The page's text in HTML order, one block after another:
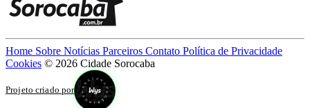
Home Sobre Notícias Parceiros Contato Política de Privacidade
Cookies © 2026 Cidade Sorocaba
Projeto criado por